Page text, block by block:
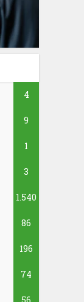
4
9
1
3
1.540
86
196
74
56